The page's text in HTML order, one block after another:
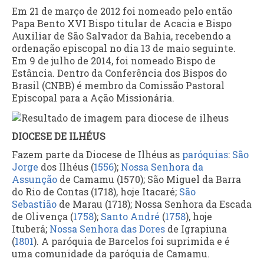
Em 21 de março de 2012 foi nomeado pelo então
Papa Bento XVI Bispo titular de Acacia e Bispo
Auxiliar de São Salvador da Bahia, recebendo a
ordenação episcopal no dia 13 de maio seguinte.
Em 9 de julho de 2014, foi nomeado Bispo de
Estância. Dentro da Conferência dos Bispos do
Brasil (CNBB) é membro da Comissão Pastoral
Episcopal para a Ação Missionária.
DIOCESE DE ILHÉUS
Fazem parte da Diocese de Ilhéus as paróquias: São
Jorge dos Ilhéus (1556); Nossa Senhora da
Assunção de Camamu (1570); São Miguel da Barra
do Rio de Contas (1718), hoje Itacaré; São
Sebastião de Marau (1718); Nossa Senhora da Escada
de Olivença (1758); Santo André (1758), hoje
Ituberá; Nossa Senhora das Dores de Igrapiuna
(1801). A paróquia de Barcelos foi suprimida e é
uma comunidade da paróquia de Camamu.